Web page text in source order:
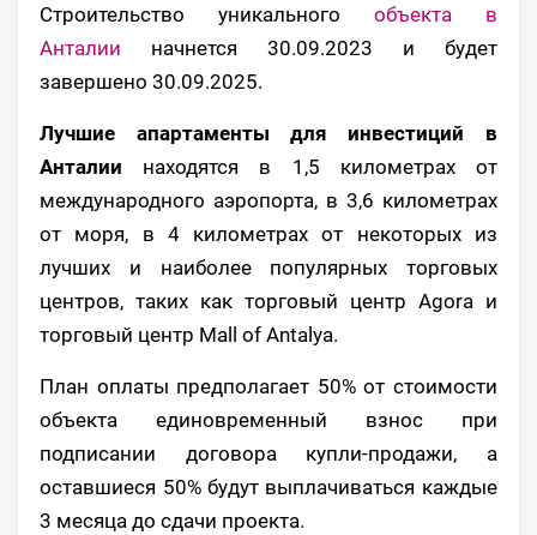
Строительство уникального объекта в
Анталии начнется 30.09.2023 и будет
завершено 30.09.2025.
Лучшие апартаменты для инвестиций в
Анталии находятся в 1,5 километрах от
международного аэропорта, в 3,6 километрах
от моря, в 4 километрах от некоторых из
лучших и наиболее популярных торговых
центров, таких как торговый центр Agora и
торговый центр Mall of Antalya.
План оплаты предполагает 50% от стоимости
объекта единовременный взнос при
подписании договора купли-продажи, а
оставшиеся 50% будут выплачиваться каждые
3 месяца до сдачи проекта.